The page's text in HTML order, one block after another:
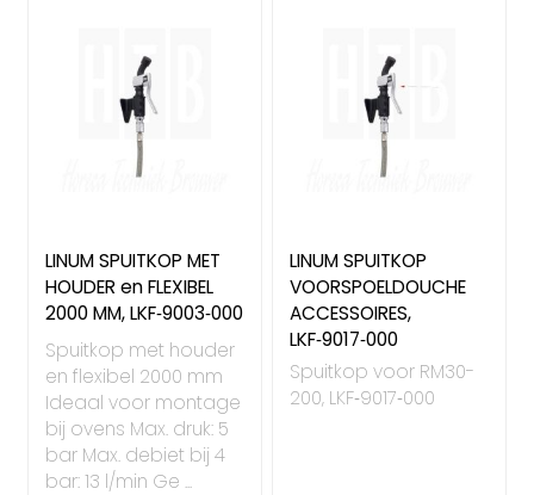
LINUM SPUITKOP MET
HOUDER en FLEXIBEL
2000 MM, LKF‑9003‑000
Spuitkop met houder
en flexibel 2000 mm
Ideaal voor montage
bij ovens Max. druk: 5
bar Max. debiet bij 4
bar: 13 l/min Ge ...
LINUM SPUITKOP
VOORSPOELDOUCHE
ACCESSOIRES,
LKF‑9017‑000
Spuitkop voor RM30-
200, LKF‑9017‑000